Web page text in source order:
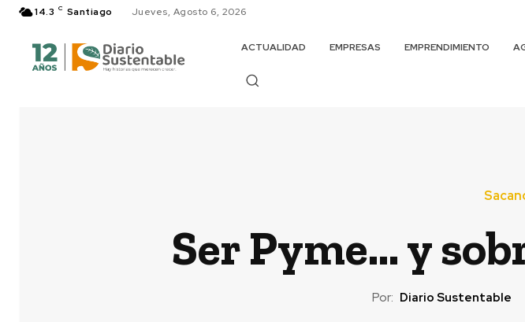
14.3 C Santiago Jueves, Agosto 6, 2026
ACTUALIDAD EMPRESAS EMPRENDIMIENTO
Ser Pyme… y
Por: Diario Sustentable